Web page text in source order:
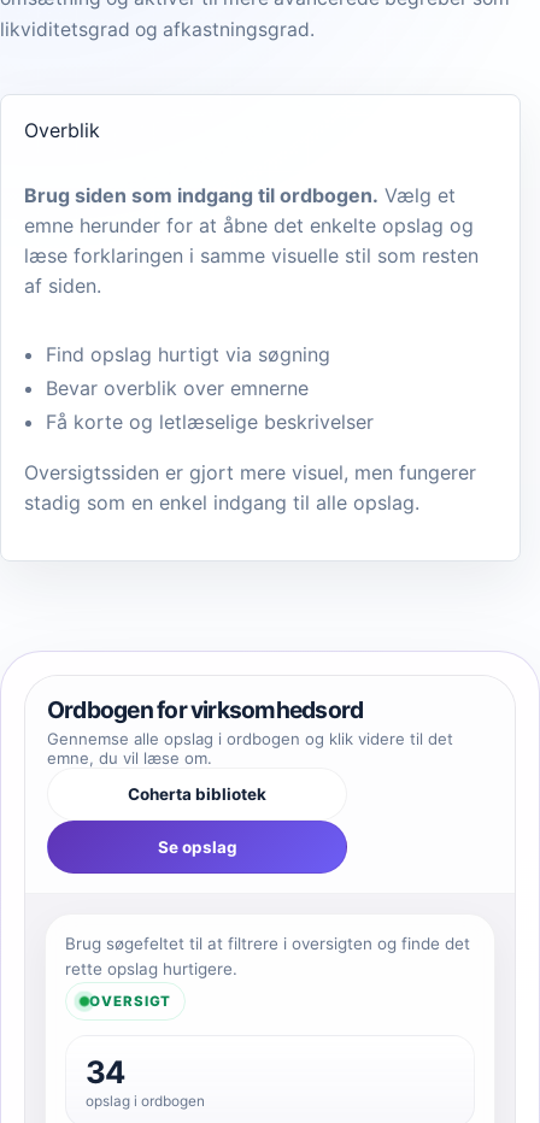
likviditetsgrad og afkastningsgrad.
Overblik
Brug siden som indgang til ordbogen. Vælg et
emne herunder for at åbne det enkelte opslag og
læse forklaringen i samme visuelle stil som resten
af siden.
Find opslag hurtigt via søgning
Bevar overblik over emnerne
Få korte og letlæselige beskrivelser
Oversigtssiden er gjort mere visuel, men fungerer
stadig som en enkel indgang til alle opslag.
Ordbogen for virksomhedsord
Gennemse alle opslag i ordbogen og klik videre til det
emne, du vil læse om.
Coherta bibliotek
Se opslag
Brug søgefeltet til at filtrere i oversigten og finde det
rette opslag hurtigere.
OVERSIGT
34
opslag i ordbogen